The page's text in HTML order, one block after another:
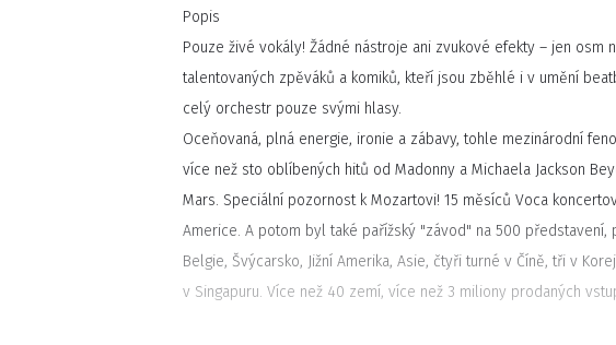
Popis
Pouze živé vokály! Žádné nástroje ani zvukové efekty – jen osm
talentovaných zpěváků a komiků, kteří jsou zběhlé i v umění
celý orchestr pouze svými hlasy.
Oceňovaná, plná energie, ironie a zábavy, tohle mezinárodní
více než sto oblíbených hitů od Madonny a Michaela Jackson
Mars. Speciální pozornost k Mozartovi! 15 měsíců Voca
Americe. A potom byl také pařížský "závod" na 500 představení,
Belgie, Švýcarsko, Jižní Amerika, Asie, čtyři turné v Číně, tři v
v Singapuru. Více než 40 zemí, více než 3 miliony prodaných